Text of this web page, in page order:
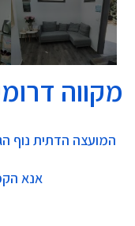
מקווה
המועצה הדתית נוף
אנא